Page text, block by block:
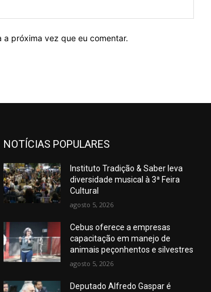
a próxima vez que eu comentar.
NOTÍCIAS POPULARES
Instituto Tradição & Saber leva
diversidade musical à 3ª Feira
Cultural
agosto 5, 2026
Cebus oferece a empresas
capacitação em manejo de
animais peçonhentos e silvestres
agosto 5, 2026
Deputado Alfredo Gaspar é